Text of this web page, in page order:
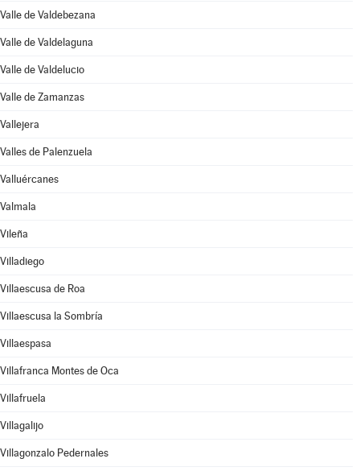
Valle de Valdebezana
Valle de Valdelaguna
Valle de Valdelucio
Valle de Zamanzas
Vallejera
Valles de Palenzuela
Valluércanes
Valmala
Vileña
Villadiego
Villaescusa de Roa
Villaescusa la Sombría
Villaespasa
Villafranca Montes de Oca
Villafruela
Villagalijo
Villagonzalo Pedernales